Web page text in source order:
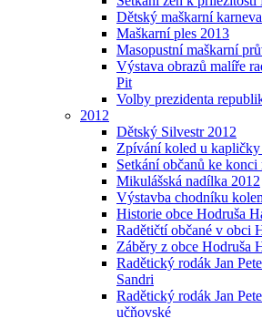
Dětský maškarní
Maškarní ples 2013
Masopustní maškarní
Výstava obrazů malíře
Pit
Volby prezidenta
2012
Dětský Silvestr 2012
Zpívání koled u kapličky
Setkání občanů ke konci
Mikulášská nadílka 2012
Výstavba chodníku
Historie obce Hodruša
Radětičtí občané v obci
Záběry z obce Hodruša
Radětický rodák Jan
Sandri
Radětický rodák Jan
učňovské